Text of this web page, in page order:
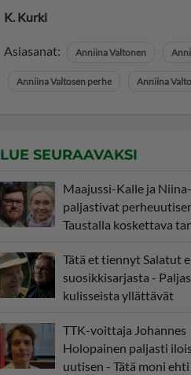
K. Kurki
Asiasanat: Anniina Valtonen
Anniina Valtosen perhe Anniina
LUE SEURAAVAKSI
Maajussi-Kalle ja
paljastivat
Taustalla koskettava
Tätä et tiennyt Salatut
suosikkisarjasta -
kulisseista yllättävät
TTK-voittaja Johannes
Holopainen paljasti
uutisen - Tätä moni